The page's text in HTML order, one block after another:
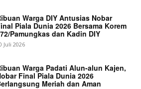
Warga DIY Antusias Nobar
Piala Dunia 2026 Bersama Korem
Pamungkas dan Kadin DIY
Juli 2026
Warga Padati Alun-alun Kajen,
Final Piala Dunia 2026
Meriah dan Aman